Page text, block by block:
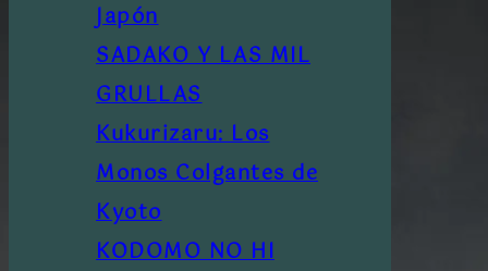
Japón
SADAKO Y LAS MIL
GRULLAS
Kukurizaru: Los
Monos Colgantes de
Kyoto
KODOMO NO HI